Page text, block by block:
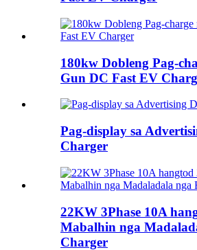
180kw Dobleng Pag-
Gun DC Fast EV
Pag-display sa
Charger
22KW 3Phase 10A
Mabalhin nga
Charger